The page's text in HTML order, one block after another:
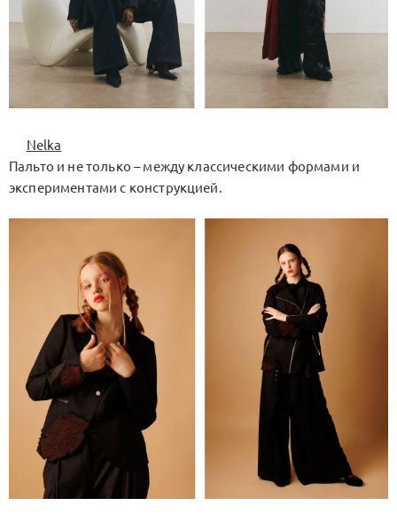
Nelka
Пальто и не только – между классическими формами и
экспериментами с конструкцией.